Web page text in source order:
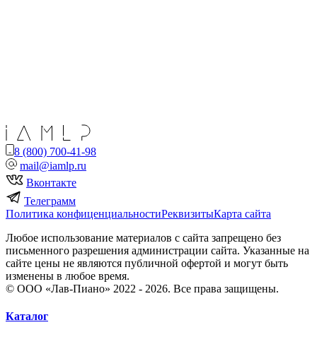
8 (800) 700-41-98
mail@iamlp.ru
Вконтакте
Телеграмм
Политика конфиценциальностиРеквизитыКарта сайта
Любое использование материалов с сайта запрещено без
письменного разрешения администрации сайта. Указанные на
сайте цены не являются публичной офертой и могут быть
изменены в любое время.
© ООО «Лав-Пиано» 2022 - 2026. Все права защищены.
Каталог